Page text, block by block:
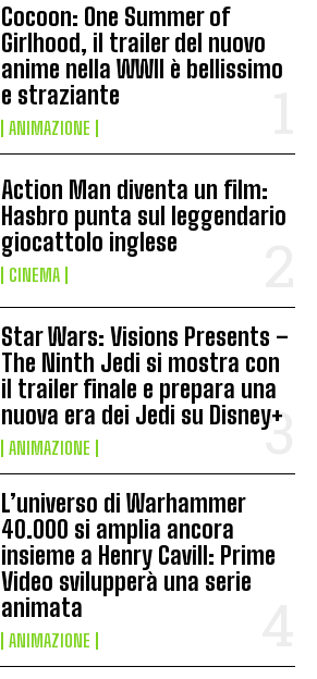
Cocoon: One Summer of
Girlhood, il trailer del nuovo
anime nella WWII è bellissimo
e straziante
ANIMAZIONE
Action Man diventa un film:
Hasbro punta sul leggendario
giocattolo inglese
CINEMA
Star Wars: Visions Presents –
The Ninth Jedi si mostra con
il trailer finale e prepara una
nuova era dei Jedi su Disney+
ANIMAZIONE
L’universo di Warhammer
40.000 si amplia ancora
insieme a Henry Cavill: Prime
Video svilupperà una serie
animata
ANIMAZIONE